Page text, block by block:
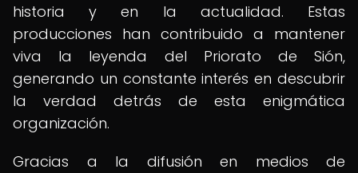
historia y en la actualidad. Estas
producciones han contribuido a mantener
viva la leyenda del Priorato de Sión,
generando un constante interés en descubrir
la verdad detrás de esta enigmática
organización.
Gracias a la difusión en medios de